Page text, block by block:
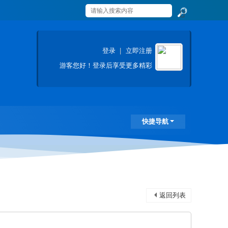
索
登录
立即注册
游客您好！登录后享受更多精彩
快捷导航
返回列表